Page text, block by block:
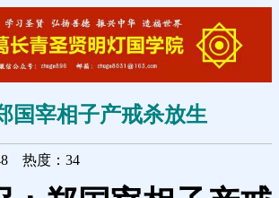
国宰相子产戒杀放生
热度：34